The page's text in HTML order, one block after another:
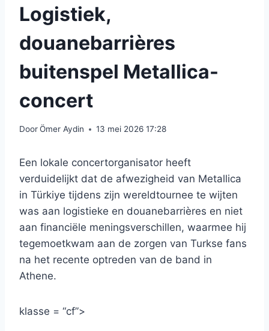
Logistiek,
douanebarrières
buitenspel Metallica-
concert
DoorÖmer Aydin 13 mei 2026 17:28
Een lokale concertorganisator heeft
verduidelijkt dat de afwezigheid van Metallica
in Türkiye tijdens zijn wereldtournee te wijten
was aan logistieke en douanebarrières en niet
aan financiële meningsverschillen, waarmee hij
tegemoetkwam aan de zorgen van Turkse fans
na het recente optreden van de band in
Athene.
klasse = “cf”>